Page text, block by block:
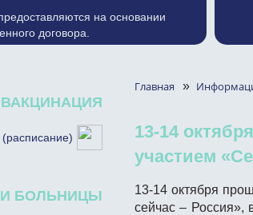
на основании
договора.
ВАКЦИНАЦИЯ
БОЛЬНИЦЫ
Главная »
13-14
участием
13-14 октября
сейчас – Россия»,